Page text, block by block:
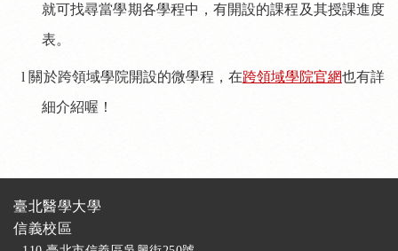
就可找尋當學期各學程中，有開設的課程及其授課進度
表。
l 關於跨領域學院開設的微學程，在跨領域學院官網也有詳
細介紹喔！
臺北醫學大學
信義校區